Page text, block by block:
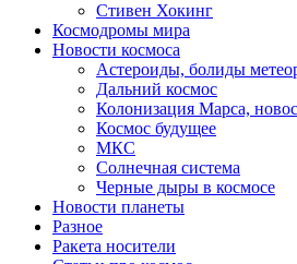
Стивен Хокинг
Космодромы мира
Новости космоса
Астероиды, болиды
Дальний космос
Колонизация Марса,
Космос будущее
МКС
Солнечная система
Черные дыры в космосе
Новости планеты
Разное
Ракета носители